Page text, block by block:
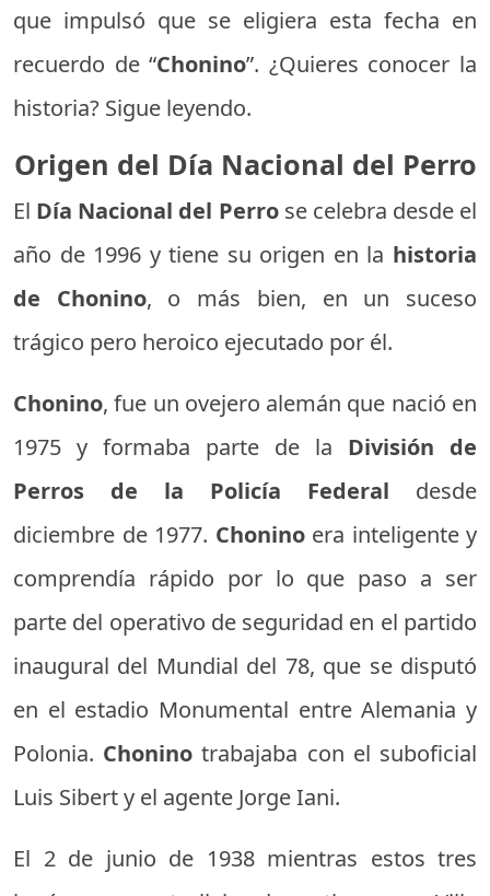
que impulsó que se eligiera esta fecha en
recuerdo de “Chonino”. ¿Quieres conocer la
historia? Sigue leyendo.
Origen del Día Nacional del Perro
El Día Nacional del Perrose celebra desde el
año de 1996 y tiene su origen en la historia
de Chonino, o más bien, en un suceso
trágico pero heroico ejecutado por él.
Chonino, fue un ovejero alemán que nació en
1975 y formaba parte de la División de
Perros de la Policía Federal desde
diciembre de 1977. Chonino era inteligente y
comprendía rápido por lo que paso a ser
parte del operativo de seguridad en el partido
inaugural del Mundial del 78, que se disputó
en el estadio Monumental entre Alemania y
Polonia. Choninotrabajaba con el suboficial
Luis Sibert y el agente Jorge Iani.
El 2 de junio de 1938 mientras estos tres